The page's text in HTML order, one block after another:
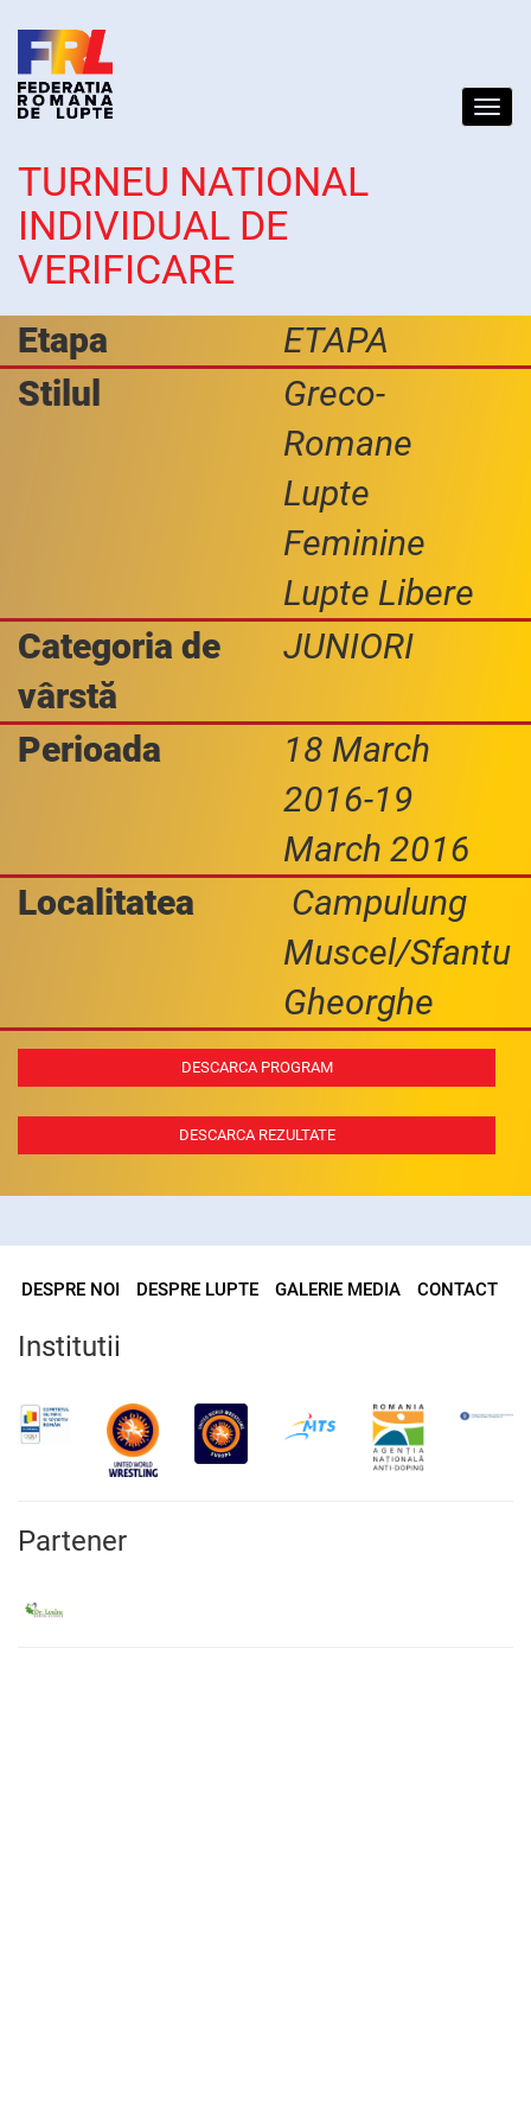
TURNEU NATIONAL
INDIVIDUAL DE
VERIFICARE
Etapa
ETAPA
Stilul
Greco-
Romane
Lupte
Feminine
Lupte Libere
Categoria de
vârstă
JUNIORI
Perioada
18 March
2016-19
March 2016
Localitatea
Campulung
Muscel/Sfantu
Gheorghe
DESCARCA PROGRAM
DESCARCA REZULTATE
DESPRE NOI DESPRE LUPTE GALERIE MEDIA CONTACT
Institutii
Partener